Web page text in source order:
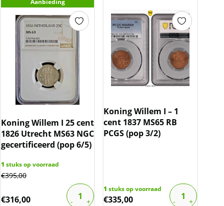
Aanbieding
Koning Willem I 25 cent
1826 Utrecht MS63 NGC
gecertificeerd (pop 6/5)
1 stuks op voorraad
€395,00
€316,00
Koning Willem I – 1
cent 1837 MS65 RB
PCGS (pop 3/2)
1 stuks op voorraad
€335,00